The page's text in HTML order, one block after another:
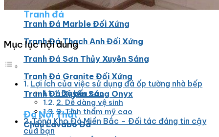
Tranh đá
Tranh Đá Marble Đối Xứng
Tranh Đá Thạch Anh Đối Xứng
Tranh Đá Sơn Thủy Xuyên Sáng
Tranh Đá Granite Đối Xứng
Tranh Đá Xuyên Sáng Onyx
Đá Nội Thất
Chậu Lavabo Đá
Mục lục nội dung
Lợi ích của việc sử dụng đá ốp tường nhà bếp
1. Độ bền cao
2. Dễ dàng vệ sinh
3. Tính thẩm mỹ cao
Tổng Kho Đá Miền Bắc – Đối tác đáng tin cậy
của bạn